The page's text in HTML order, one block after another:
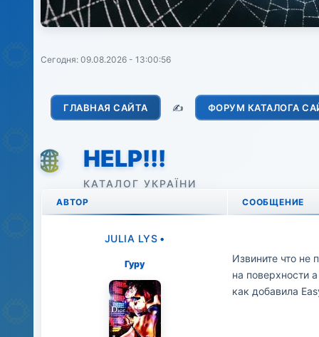
Сегодня: 09.08.2026 - 13:00:56
ГЛАВНАЯ САЙТА ✍️ ФОРУМ КАТАЛОГА
HELP!!!
АВТОР СООБЩЕНИЕ
JULIA LYS •
Гуру
Извините что не
на поверхности
как добавила